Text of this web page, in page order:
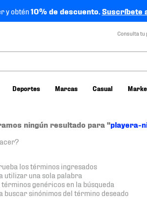
y obtén10% de descuento.Suscríbete
Consulta tu
Deportes Marcas Casual
ningún resultado para "playera-
los términos ingresados
utilizar una sola palabra
términos genéricos en la búsqueda
buscar sinónimos del término deseado